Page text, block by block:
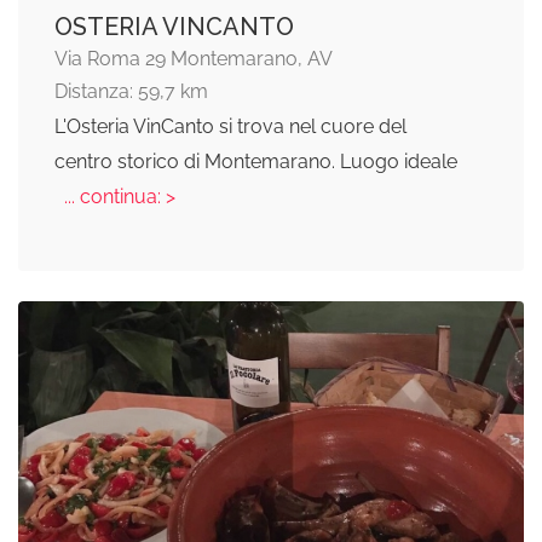
OSTERIA VINCANTO
Via Roma 29 Montemarano, AV
Distanza: 59,7 km
L'Osteria VinCanto si trova nel cuore del
centro storico di Montemarano. Luogo ideale
... continua: >